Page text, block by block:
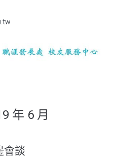
年 6 月
會談